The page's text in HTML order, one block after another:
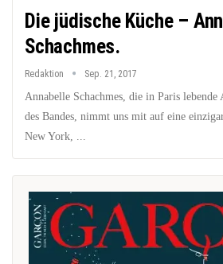
Die jüdische Küche –
Schachmes.
Redaktion Sep. 21, 2017
Annabelle Schachmes, die in Paris
des Bandes, nimmt uns mit auf eine
New York, ...